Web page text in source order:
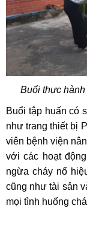
Buổi thực
Buổi tập huấn có
như trang thiết bị
viên bệnh viện
với các hoạt
ngừa cháy nổ
cũng như tài sản
mọi tình huống